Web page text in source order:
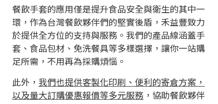
餐飲手套的應用僅是提升食品安全與衛生的其中一
環，作為台灣餐飲夥伴們的堅實後盾，禾益豐致力
於提供全方位的支持與服務。我們的產品線涵蓋手
套、食品包材、免洗餐具等多樣選擇，讓你一站購
足所需，不用再為採購煩惱。
此外， 我們也提供客製化印刷、便利的寄倉方案，
以及量大訂購優惠報價等多元服務 ，協助餐飲夥伴